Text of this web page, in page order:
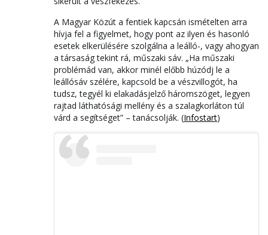
A Magyar Közút a fentiek kapcsán ismételten arra
hívja fel a figyelmet, hogy pont az ilyen és hasonló
esetek elkerülésére szolgálna a leálló-, vagy ahogyan
a társaság tekint rá, műszaki sáv. „Ha műszaki
problémád van, akkor minél előbb húzódj le a
leállósáv szélére, kapcsold be a vészvillogót, ha
tudsz, tegyél ki elakadásjelző háromszöget, legyen
rajtad láthatósági mellény és a szalagkorláton túl
várd a segítséget” – tanácsolják. (Infostart)